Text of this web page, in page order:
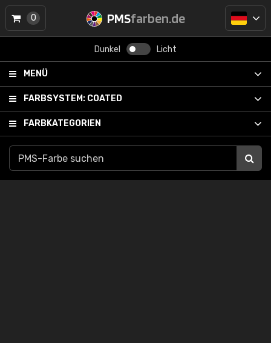
PMSfarben.de
Dunkel Licht
MENÜ
FARBSYSTEM: COATED
FARBKATEGORIEN
0